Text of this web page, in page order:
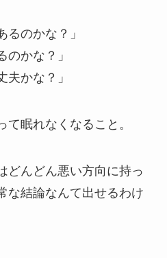
るのかな？」
のかな？」
夫かな？」
眠れなくなること。
どんどん悪い方向に持っ
な結論なんて出せるわけ